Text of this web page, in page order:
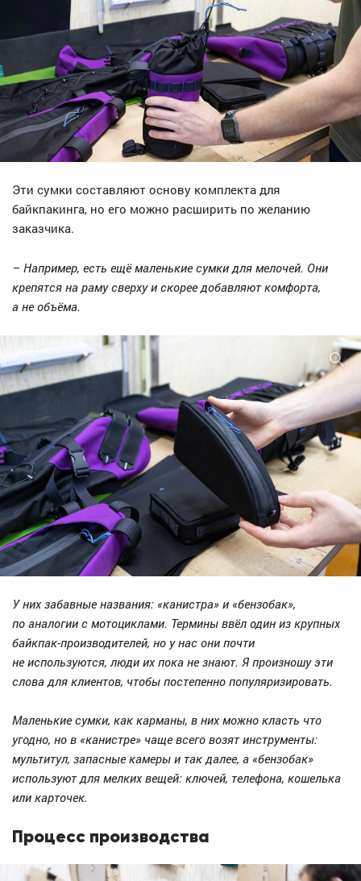
Эти сумки составляют основу комплекта для
байкпакинга, но его можно расширить по желанию
заказчика.
– Например, есть ещё маленькие сумки для мелочей. Они
крепятся на раму сверху и скорее добавляют комфорта,
а не объёма.
У них забавные названия: «канистра» и «бензобак»,
по аналогии с мотоциклами. Термины ввёл один из крупных
байкпак-производителей, но у нас они почти
не используются, люди их пока не знают. Я произношу эти
слова для клиентов, чтобы постепенно популяризировать.
Маленькие сумки, как карманы, в них можно класть что
угодно, но в «канистре» чаще всего возят инструменты:
мультитул, запасные камеры и так далее, а «бензобак»
используют для мелких вещей: ключей, телефона, кошелька
или карточек.
Процесс производства